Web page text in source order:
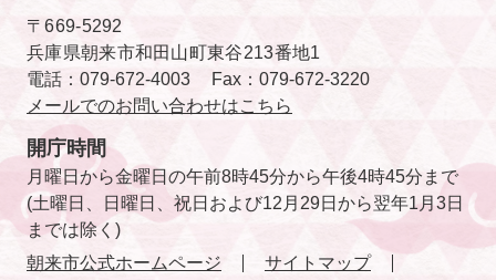
ご
〒669-5292
兵庫県朝来市和田山町東谷213番地1
電話：079-672-4003
Fax：079-672-3220
メールでのお問い合わせはこちら
開庁時間
月曜日から金曜日の午前8時45分から午後4時45分まで
(土曜日、日曜日、祝日および12月29日から翌年1月3日
までは除く)
朝来市公式ホームページ
サイトマップ